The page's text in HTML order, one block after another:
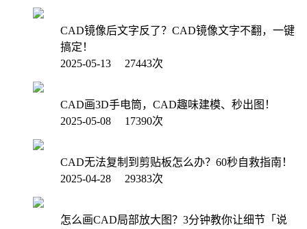
CAD镜像后文字反了？CAD镜像文字不翻，一键
搞定！
2025-05-13 27443次
CAD画3D手电筒，CAD趣味建模、秒出图！
2025-05-08 17390次
CAD无法复制到剪贴板怎么办？60秒自救指南！
2025-04-28 29383次
怎么画CAD局部放大图？3分钟教你让细节「说